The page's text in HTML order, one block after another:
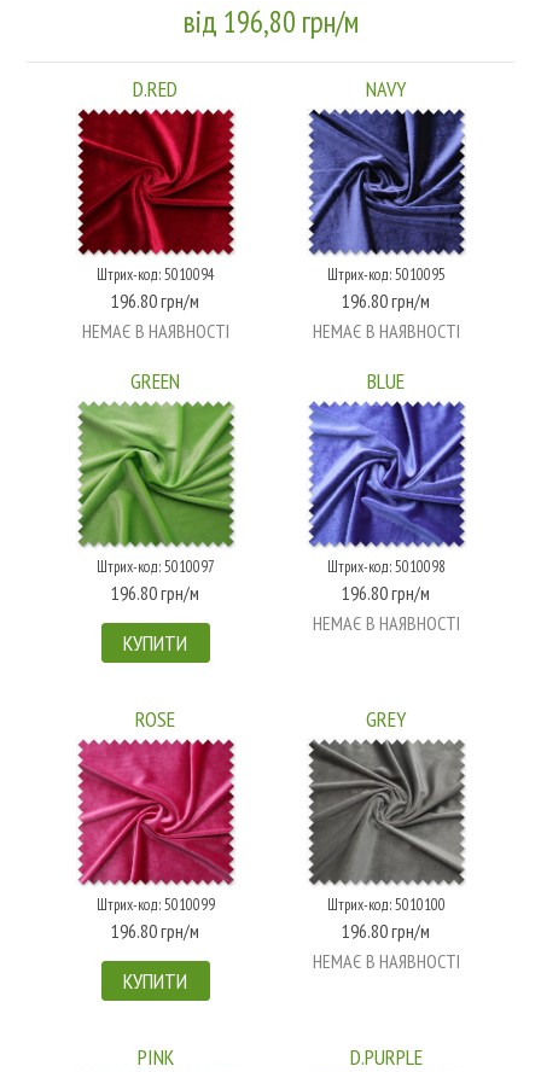
від 196,80 грн/м
D.RED
Штрих-код: 5010094
196.80 грн/м
НЕМАЄ В НАЯВНОСТІ
NAVY
Штрих-код: 5010095
196.80 грн/м
НЕМАЄ В НАЯВНОСТІ
GREEN
Штрих-код: 5010097
196.80 грн/м
КУПИТИ
BLUE
Штрих-код: 5010098
196.80 грн/м
НЕМАЄ В НАЯВНОСТІ
ROSE
Штрих-код: 5010099
196.80 грн/м
КУПИТИ
GREY
Штрих-код: 5010100
196.80 грн/м
НЕМАЄ В НАЯВНОСТІ
PINK D.PURPLE